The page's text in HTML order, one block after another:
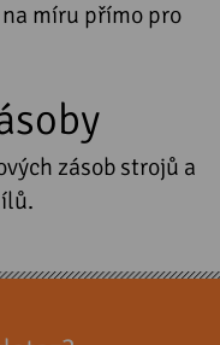
míru přímo pro
zásob strojů a